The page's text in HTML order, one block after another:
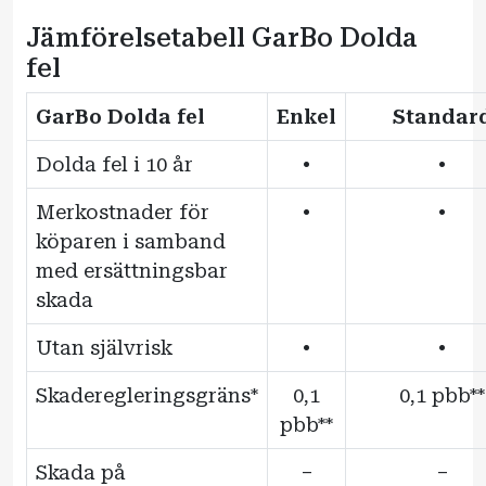
Jämförelsetabell GarBo Dolda
fel
GarBo Dolda fel Enkel
Dolda fel i 10 år • •
Merkostnader för
köparen i samband
med ersättningsbar
skada
• •
Utan självrisk • •
Skaderegleringsgräns*
0,1
pbb**
0,1 pbb**
Skada på – –